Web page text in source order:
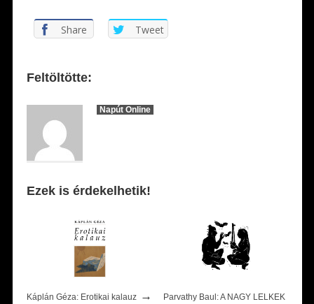
Share Tweet
Feltöltötte:
Napút Online
Ezek is érdekelhetik!
Káplán Géza: Erotikai kalauz→
Parvathy Baul: A NAGY LELKEK